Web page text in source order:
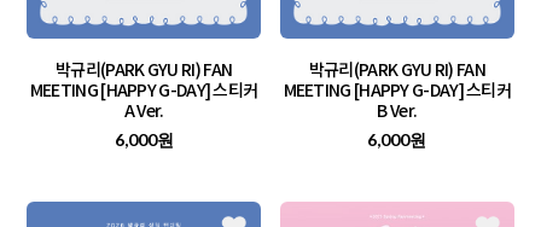
박규리(PARK GYU RI) FAN
MEETING [HAPPY G-DAY] 스티커
A Ver.
6,000원
박규리(PARK GYU RI) FAN
MEETING [HAPPY G-DAY] 스티커
B Ver.
6,000원